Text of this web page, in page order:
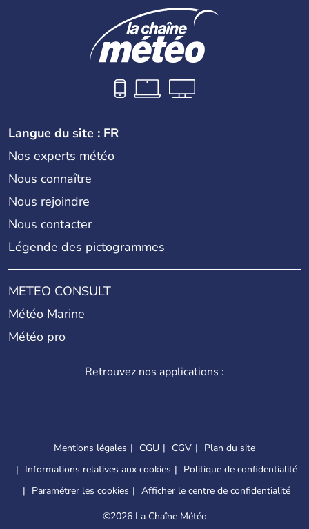
Langue du site : FR
Nos experts météo
Nous connaître
Nous rejoindre
Nous contacter
Légende des pictogrammes
METEO CONSULT
Météo Marine
Météo pro
Retrouvez nos applications :
Mentions légales CGU CGV
Plan du site
Informations relatives aux cookies
Politique de confidentialité
Paramétrer les cookies
Afficher le centre de confidentialité
©2026 La Chaîne Météo